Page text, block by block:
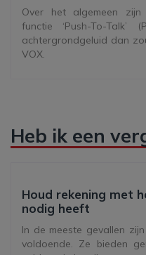
Over het algemeen
functie ‘Push-To-
achtergrondgeluid dan
VOX.
Heb ik een
Houd rekening met
nodig heeft
In de meeste gevallen
voldoende. Ze bieden